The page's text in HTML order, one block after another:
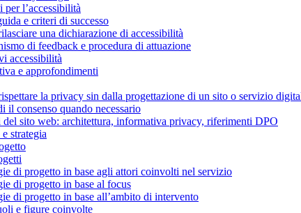
per l’accessibilità
e criteri di successo
una dichiarazione di accessibilità
di feedback e procedura di attuazione
accessibilità
e approfondimenti
la privacy sin dalla progettazione di un sito o servizio
il consenso quando necessario
del sito web: architettura, informativa privacy, riferimenti DPO
strategia
di progetto in base agli attori coinvolti nel servizio
di progetto in base al focus
di progetto in base all’ambito di intervento
e figure coinvolte